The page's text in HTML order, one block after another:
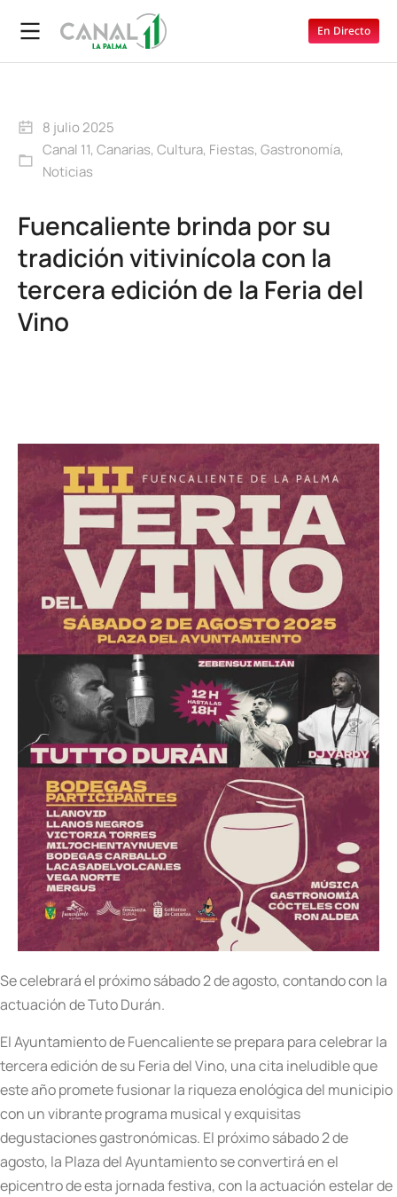
En Directo
8 julio 2025
Canal 11, Canarias, Cultura, Fiestas, Gastronomía,
Noticias
Fuencaliente brinda por su
tradición vitivinícola con la
tercera edición de la Feria del
Vino
Se celebrará el próximo sábado 2 de agosto, contando con la
actuación de Tuto Durán.
El Ayuntamiento de Fuencaliente se prepara para celebrar la
tercera edición de su Feria del Vino, una cita ineludible que
este año promete fusionar la riqueza enológica del municipio
con un vibrante programa musical y exquisitas
degustaciones gastronómicas. El próximo sábado 2 de
agosto, la Plaza del Ayuntamiento se convertirá en el
epicentro de esta jornada festiva, con la actuación estelar de